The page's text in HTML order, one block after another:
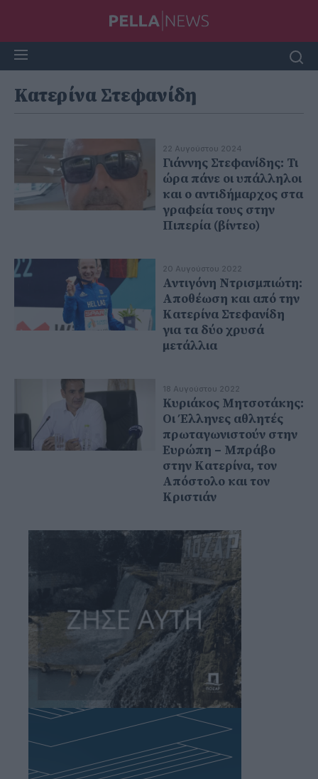
Κατερίνα Στεφανίδη
22 Αυγούστου 2024
Γιάννης Στεφανίδης: Τι
ώρα πάνε οι υπάλληλοι
και ο αντιδήμαρχος στα
γραφεία τους στην
Πιπερία (βίντεο)
20 Αυγούστου 2022
Αντιγόνη Ντρισμπιώτη:
Αποθέωση και από την
Κατερίνα Στεφανίδη
για τα δύο χρυσά
μετάλλια
18 Αυγούστου 2022
Κυριάκος Μητσοτάκης:
Οι Έλληνες αθλητές
πρωταγωνιστούν στην
Ευρώπη – Μπράβο
στην Κατερίνα, τον
Απόστολο και τον
Κριστιάν